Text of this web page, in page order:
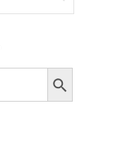
Search Button